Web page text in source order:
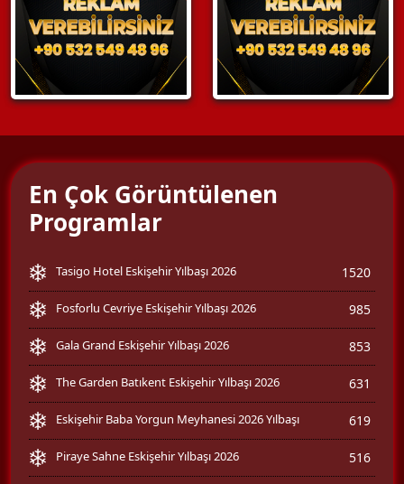
En Çok Görüntülenen
Programlar
Tasigo Hotel Eskişehir Yılbaşı 2026 1520
Fosforlu Cevriye Eskişehir Yılbaşı 2026 985
Gala Grand Eskişehir Yılbaşı 2026 853
The Garden Batıkent Eskişehir Yılbaşı 2026 631
Eskişehir Baba Yorgun Meyhanesi 2026 Yılbaşı 619
Piraye Sahne Eskişehir Yılbaşı 2026 516